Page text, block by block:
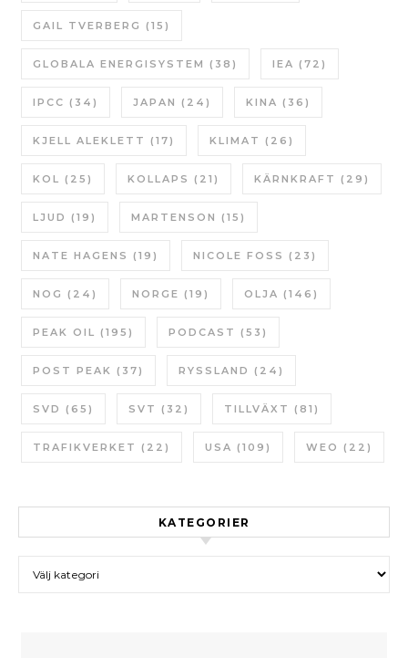
GAIL TVERBERG (15)
GLOBALA ENERGISYSTEM (38) IEA (72)
IPCC (34) JAPAN (24) KINA (36)
KJELL ALEKLETT (17) KLIMAT (26)
KOL (25) KOLLAPS (21) KÄRNKRAFT (29)
LJUD (19) MARTENSON (15)
NATE HAGENS (19) NICOLE FOSS (23)
NOG (24) NORGE (19) OLJA (146)
PEAK OIL (195) PODCAST (53)
POST PEAK (37) RYSSLAND (24)
SVD (65) SVT (32) TILLVÄXT (81)
TRAFIKVERKET (22) USA (109) WEO (22)
KATEGORIER